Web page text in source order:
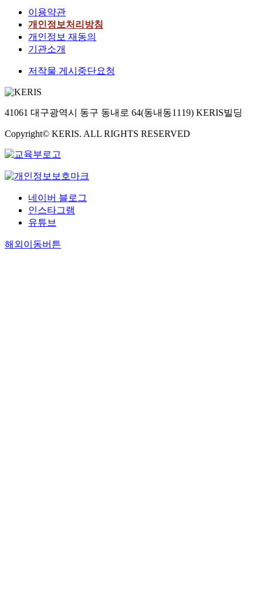
이용약관
개인정보처리방침
개인정보 재동의
기관소개
저작물 게시중단요청
41061 대구광역시 동구 동내로 64(동내동1119) KERIS빌딩
Copyright© KERIS. ALL RIGHTS RESERVED
네이버 블로그
인스타그램
유튜브
해외이동버튼